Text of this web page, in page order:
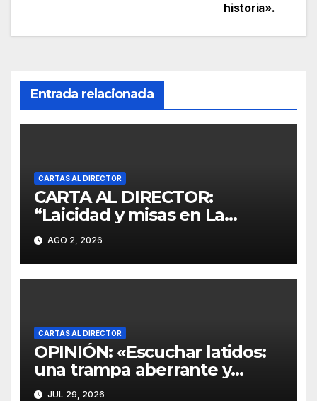
historia».
Entrada relacionada
CARTAS AL DIRECTOR
CARTA AL DIRECTOR:
“Laicidad y misas en La
Moneda”
AGO 2, 2026
CARTAS AL DIRECTOR
OPINIÓN: «Escuchar latidos:
una trampa aberrante y
escandalosamente cruel»
JUL 29, 2026